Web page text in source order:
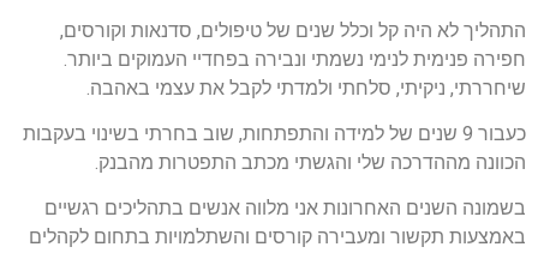
התהליך לא היה קל וכלל שנים של טיפולים, סדנאות וקורסים,
חפירה פנימית לנימי נשמתי ונבירה בפחדיי העמוקים ביותר.
שיחררתי, ניקיתי, סלחתי ולמדתי לקבל את עצמי באהבה.
כעבור 9 שנים של למידה והתפתחות, שוב בחרתי בשינוי בעקבות
הכוונה מההדרכה שלי והגשתי מכתב התפטרות מהבנק.
בשמונה השנים האחרונות אני מלווה אנשים בתהליכים רגשיים
באמצעות תקשור ומעבירה קורסים והשתלמויות בתחום לקהלים